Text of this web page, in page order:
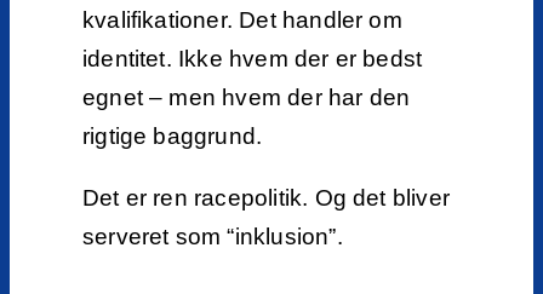
kvalifikationer. Det handler om
identitet. Ikke hvem der er bedst
egnet – men hvem der har den
rigtige baggrund.
Det er ren racepolitik. Og det bliver
serveret som “inklusion”.